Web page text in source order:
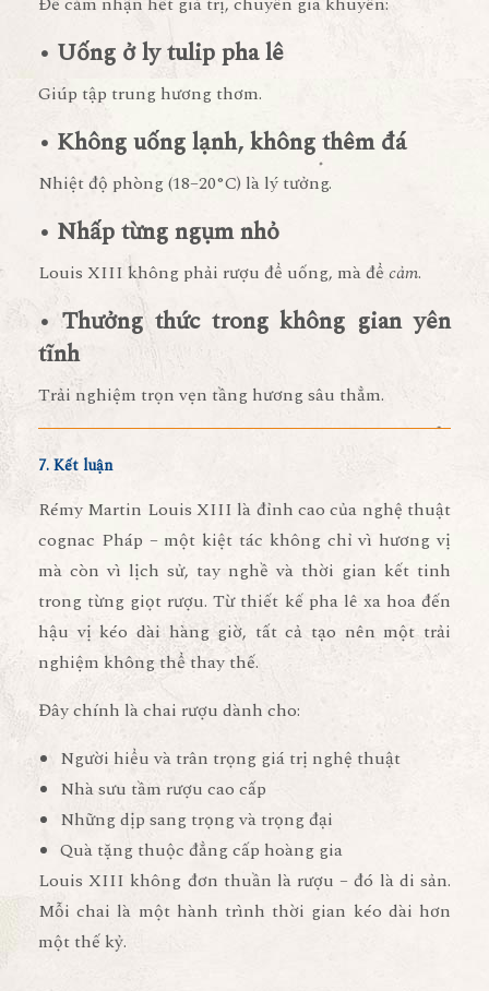
• Uống ở ly tulip pha lê
Giúp tập trung hương thơm.
• Không uống lạnh, không thêm đá
Nhiệt độ phòng (18–20°C) là lý tưởng.
• Nhấp từng ngụm nhỏ
Louis XIII không phải rượu để uống, mà đểcảm.
• Thưởng thức trong không gian yên
tĩnh
Trải nghiệm trọn vẹn tầng hương sâu thẳm.
7. Kết luận
Rémy Martin Louis XIII là đỉnh cao của nghệ thuật
cognac Pháp – một kiệt tác không chỉ vì hương vị
mà còn vì lịch sử, tay nghề và thời gian kết tinh
trong từng giọt rượu. Từ thiết kế pha lê xa hoa đến
hậu vị kéo dài hàng giờ, tất cả tạo nên một trải
nghiệm không thể thay thế.
Đây chính là chai rượu dành cho:
Người hiểu và trân trọng giá trị nghệ thuật
Nhà sưu tầm rượu cao cấp
Những dịp sang trọng và trọng đại
Quà tặng thuộc đẳng cấp hoàng gia
Louis XIII không đơn thuần là rượu – đó là di sản.
Mỗi chai là một hành trình thời gian kéo dài hơn
một thế kỷ.